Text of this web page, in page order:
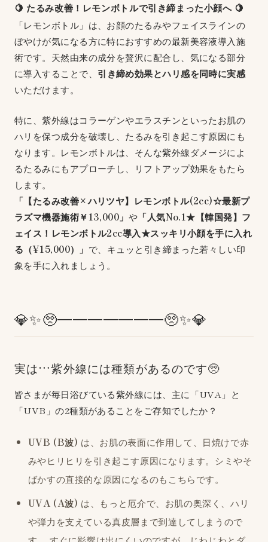
🍋 たるみ改善！レモンボトルで引き締まった小顔へ 🍋
「レモンボトル」は、お顔のたるみやフェイスラインの
ぼやけが気になる方に特におすすめの最新美容液導入施
術です。天然由来の成分を贅沢に配合し、気になる部分
に導入することで、 引き締め効果とハリ感を同時に実感
いただけます。
特に、紫外線はコラーゲンやエラスチンといったお肌の
ハリを保つ成分を破壊し、たるみを引き起こす原因にも
なります。レモンボトルは、そんな紫外線ダメージによ
るたるみにもアプローチし、リフトアップ効果をもたら
します。
「【たるみ改善×ハリツヤ】レモンボトル(2cc)☆最新プ
ラズマ機器施術￥13,000」 や 「人気No.1★【韓国発】フ
ェイス！レモンボトル2cc導入★スッキリ小顔を手に入れ
る（¥15,000）」 で、キュッと引き締まった若々しい印
象を手に入れましょう。
💎✨🥺━━━━━━━🥺✨💎
実は…紫外線には種類があるのです🥺
皆さまが毎日浴びている紫外線には、主に「UVA」と
「UVB」の2種類があることをご存知でしたか？
UVB (B波) は、お肌の表面に作用して、日焼けで赤
みやヒリヒリを引き起こす原因になります。シミやそ
ばかすの直接的な原因になるのもこちらです。
UVA (A波) は、もっと厄介で、お肌の奥深く、ハリ
や弾力を支えている真皮層まで到達してしまうので